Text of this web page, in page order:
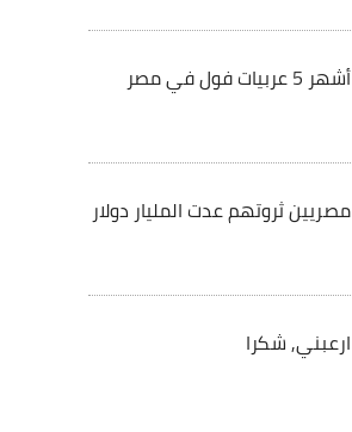
أشهر 5 عربيات فول في مصر
مصريين ثروتهم عدت المليار دولار
ارعبني, شكرا